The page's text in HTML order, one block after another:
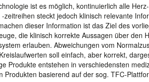
ist es möglich, kontinuierlich alle
steckt jedoch klinisch relevante
dieser Information ist das Ziel des
die klinisch korrekte Aussagen über den
erlauben. Abweichungen vom
soll einfach, aber korrekt,
Produkte entstehen in verschiedensten
Produkten basierend auf der sog. TFC-